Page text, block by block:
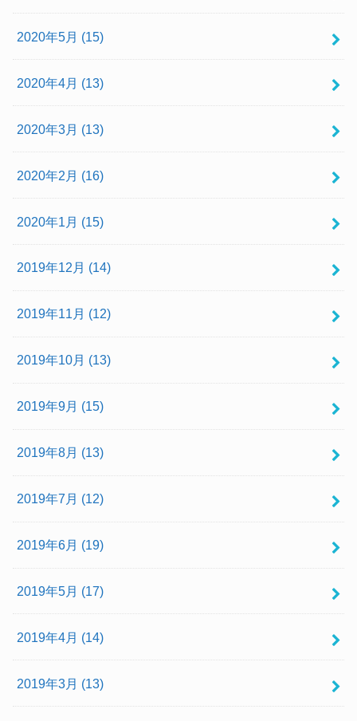
2020年5月 (15)
2020年4月 (13)
2020年3月 (13)
2020年2月 (16)
2020年1月 (15)
2019年12月 (14)
2019年11月 (12)
2019年10月 (13)
2019年9月 (15)
2019年8月 (13)
2019年7月 (12)
2019年6月 (19)
2019年5月 (17)
2019年4月 (14)
2019年3月 (13)